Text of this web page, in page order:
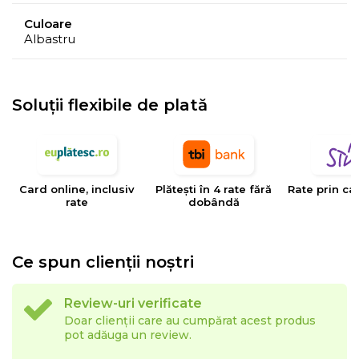
meteorologice, cum ar fi umiditatea, temperatura, etc.
- Culorile prezentate pot avea unele variatii in
tesaturilor decorative, tapiteriilor si huselor pentru
mobilier. Creativitatea, designul, inovatia si calitatea
sunt valorile care determina stilul si traiectoria Eysa inca
Culoare
Albastru
Soluții flexibile de plată
Card online, inclusiv
rate
Plătești în 4 rate fără
dobândă
Rate prin
Ce spun clienții noștri
Review-uri verificate
Doar clienții care au cumpărat acest produs
pot adăuga un review.